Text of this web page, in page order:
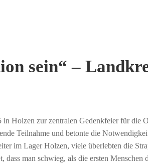
sein“ –
Holzen zur zentralen Gedenkfeier für die
Teilnahme und betonte die
im Lager Holzen, viele überlebten die
man schwieg, als die ersten Menschen